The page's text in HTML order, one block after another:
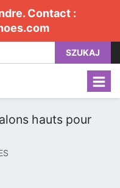
Contact :
SZUKAJ
hauts pour